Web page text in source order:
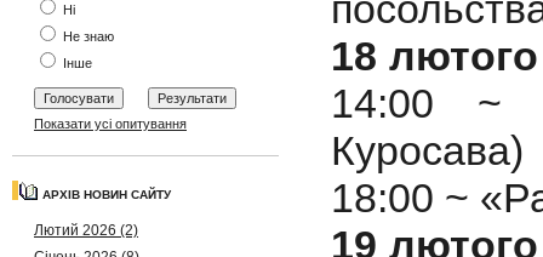
Ні
Не знаю
Інше
Показати усі опитування
АРХІВ НОВИН САЙТУ
Лютий 2026 (2)
18
14:00 ~
Куросава)
18:00 ~
19